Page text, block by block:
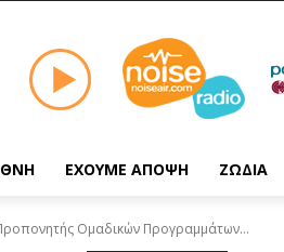
ΕΧΟΥΜΕ ΑΠΟΨΗ ΖΩΔΙΑ
Ομαδικών Προγραμμάτων...